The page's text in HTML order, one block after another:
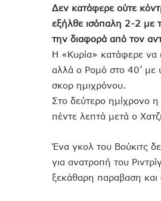
Δεν κατάφερε ούτε
εξήλθε ισόπαλη 2-2 με
την διαφορά από τον
Η «Κυρία» κατάφερε να
αλλά ο Ρομό στο 40’ με
σκορ ημιχρόνου.
Στο δεύτερο ημίχρονο
πέντε λεπτά μετά ο
Ένα γκολ του Βούκιτς
για ανατροπή του
ξεκάθαρη παραβαση και